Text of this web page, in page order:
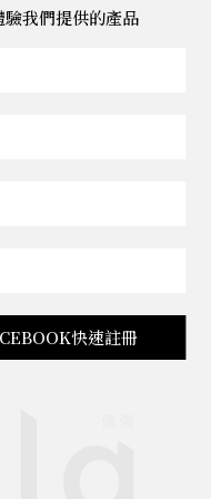
我們提供的產品
快速註冊